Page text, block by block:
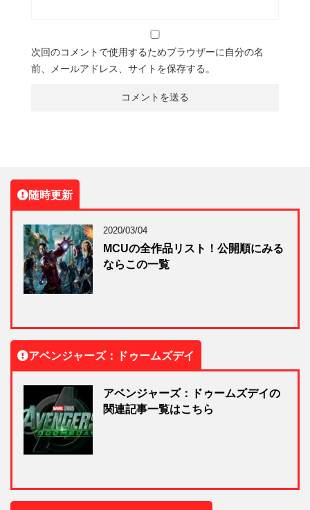
次回のコメントで使用するためブラウザーに自分の名
前、メールアドレス、サイトを保存する。
随時更新
2020/03/04
MCUの全作品リスト！公開順にみる
ならこの一覧
アベンジャーズ：ドゥームズデイ
アベンジャーズ：ドゥームズデイの
関連記事一覧はこちら